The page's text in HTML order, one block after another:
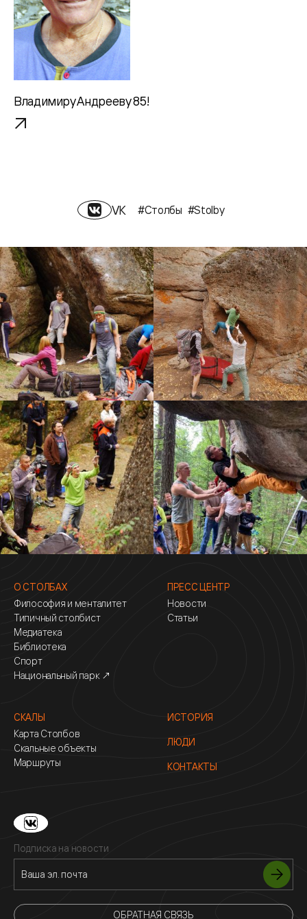
Владимиру Андрееву 85!
VK #Столбы #Stolby
О СТОЛБАХ
Философия и менталитет
Типичный столбист
Медиатека
Библиотека
Спорт
Национальный парк ↗
ПРЕСС ЦЕНТР
Новости
Статьи
СКАЛЫ
Карта Столбов
Скальные объекты
Маршруты
ИСТОРИЯ
ЛЮДИ
КОНТАКТЫ
Подписка на новости
ОБРАТНАЯ СВЯЗЬ